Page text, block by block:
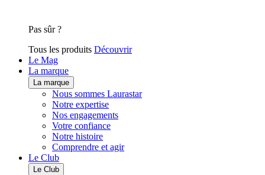
Pas sûr ?
Tous les produits Découvrir
Le Mag
La marque
La marque
Nous sommes Laurastar
Notre expertise
Nos engagements
Votre confiance
Notre histoire
Comprendre et agir
Le Club
Le Club